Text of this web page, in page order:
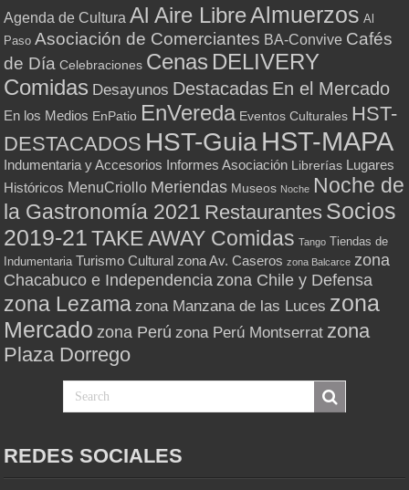
Agenda de Cultura Al Aire LibreAlmuerzos Al
Paso Asociación de Comerciantes BA-Convive Cafés
de Día Celebraciones Cenas DELIVERY
Comidas Desayunos Destacadas En el Mercado
En los Medios EnPatio EnVereda Eventos Culturales HST-
DESTACADOS HST-GuiaHST-MAPA
Indumentaria y Accesorios Informes Asociación Librerías Lugares
Históricos MenuCriollo Meriendas Museos Noche Noche de
la Gastronomía 2021 Restaurantes Socios
2019-21 TAKE AWAY Comidas Tango Tiendas de
Indumentaria Turismo Cultural zona Av. Caseros zona Balcarce zona
Chacabuco e Independencia zona Chile y Defensa
zona Lezama zona Manzana de las Luces zona
Mercado zona Perú zona Perú Montserrat zona
Plaza Dorrego
REDES SOCIALES